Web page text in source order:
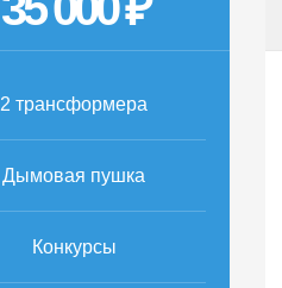
2 трансформера
Дымовая пушка
Конкурсы